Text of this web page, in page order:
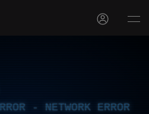
- NETWORK ERROR